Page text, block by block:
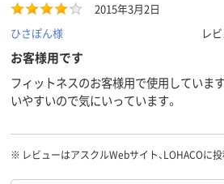
2015年3月2日
ひさぽん様
レ
お客様用です
フィットネスのお客様用で使用していま
いやすいので気にいっています。
※ レビューはアスクルWebサイト、LOHACOに